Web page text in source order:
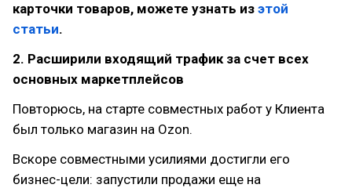
карточки товаров, можете узнать из этой
статьи.
2. Расширили входящий трафик за счет всех
основных маркетплейсов
Повторюсь, на старте совместных работ у Клиента
был только магазин на Ozon.
Вскоре совместными усилиями достигли его
бизнес-цели: запустили продажи еще на